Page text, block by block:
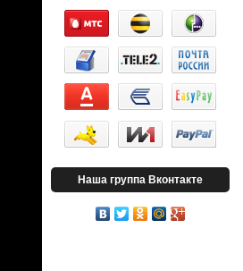
Наша группа Вконтакте